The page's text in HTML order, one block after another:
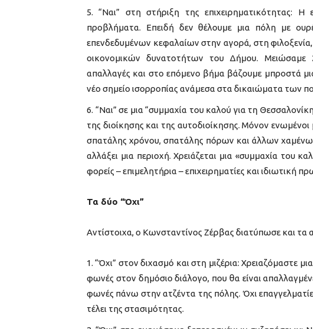
“Ναι” στη στήριξη της επιχειρηματικότητας:
προβλήματα. Επειδή δεν θέλουμε μια πόλη με
επενδεδυμένων κεφαλαίων στην αγορά, στη
οικονομικών δυνατοτήτων του Δήμου. Μειώσαμε
απαλλαγές και στο επόμενο βήμα βάζουμε μπροστά
νέο σημείο ισορροπίας ανάμεσα στα δικαιώματα των
“Ναι” σε μια “συμμαχία του καλού για τη
της διοίκησης και της αυτοδιοίκησης. Μόνον
σπατάλης χρόνου, σπατάλης πόρων και άλλων
αλλάξει μια περιοχή. Χρειάζεται μια «συμμαχία του
φορείς – επιμελητήρια – επιχειρηματίες και ιδιωτική
Τα δύο “Όχι”
Αντίστοιχα, ο Κωνσταντίνος Ζέρβας διατύπωσε και τα
“Όχι” στον διχασμό και στη μιζέρια: Χρειαζόμαστε
φωνές στον δημόσιο διάλογο, που θα είναι
φωνές πάνω στην ατζέντα της πόλης. Όχι
τέλει της στασιμότητας.